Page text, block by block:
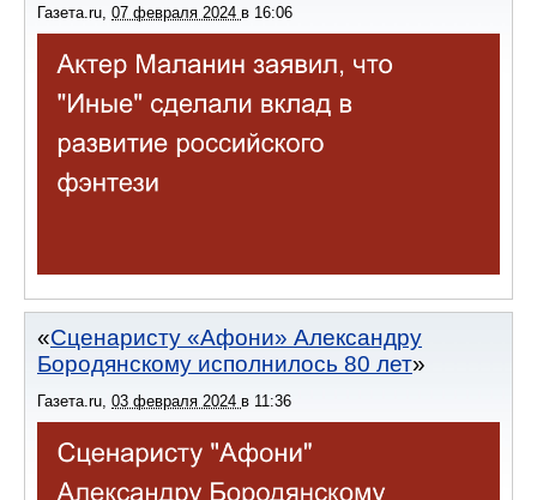
Газета.ru 07 февраля 2024 в 16:06
Сценаристу «Афони» Александру
Бородянскому исполнилось 80 лет
Газета.ru, 03 февраля 2024 в 11:36